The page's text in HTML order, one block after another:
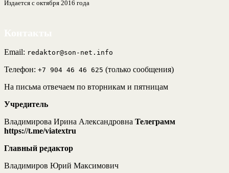
Издается с октября 2016 года
Email: redaktor@son-net.info
Телефон: +7 904 46 46 625 (только сообщения)
На письма отвечаем по вторникам и пятницам
Учредитель
Владимирова Ирина Александровна Телеграмм
https://t.me/viatextru
Главный редактор
Владимиров Юрий Максимович